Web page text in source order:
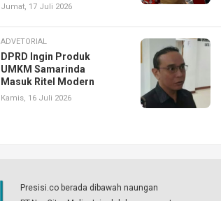
Jumat, 17 Juli 2026
ADVETORIAL
DPRD Ingin Produk
UMKM Samarinda
Masuk Ritel Modern
Kamis, 16 Juli 2026
Presisi.co berada dibawah naungan